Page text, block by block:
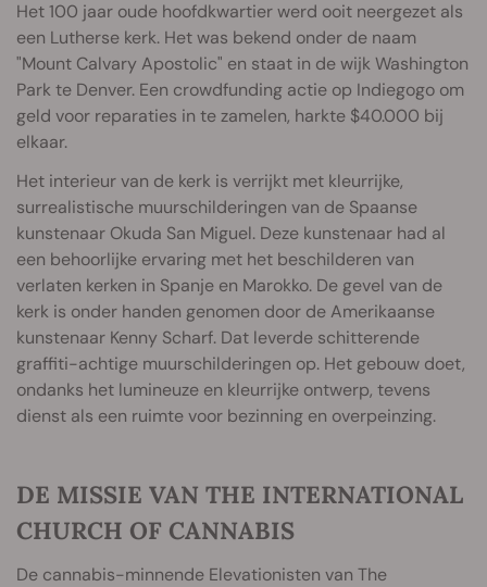
Het 100 jaar oude hoofdkwartier werd ooit neergezet als
een Lutherse kerk. Het was bekend onder de naam
"Mount Calvary Apostolic" en staat in de wijk Washington
Park te Denver. Een crowdfunding actie op Indiegogo om
geld voor reparaties in te zamelen, harkte $40.000 bij
elkaar.
Het interieur van de kerk is verrijkt met kleurrijke,
surrealistische muurschilderingen van de Spaanse
kunstenaar Okuda San Miguel. Deze kunstenaar had al
een behoorlijke ervaring met het beschilderen van
verlaten kerken in Spanje en Marokko. De gevel van de
kerk is onder handen genomen door de Amerikaanse
kunstenaar Kenny Scharf. Dat leverde schitterende
graffiti-achtige muurschilderingen op. Het gebouw doet,
ondanks het lumineuze en kleurrijke ontwerp, tevens
dienst als een ruimte voor bezinning en overpeinzing.
DE MISSIE VAN THE INTERNATIONAL
CHURCH OF CANNABIS
De cannabis-minnende Elevationisten van The